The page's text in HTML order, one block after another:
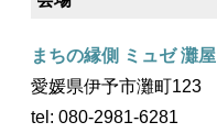
まちの縁側 ミュゼ 灘屋
愛媛県伊予市灘町123
tel: 080-2981-6281